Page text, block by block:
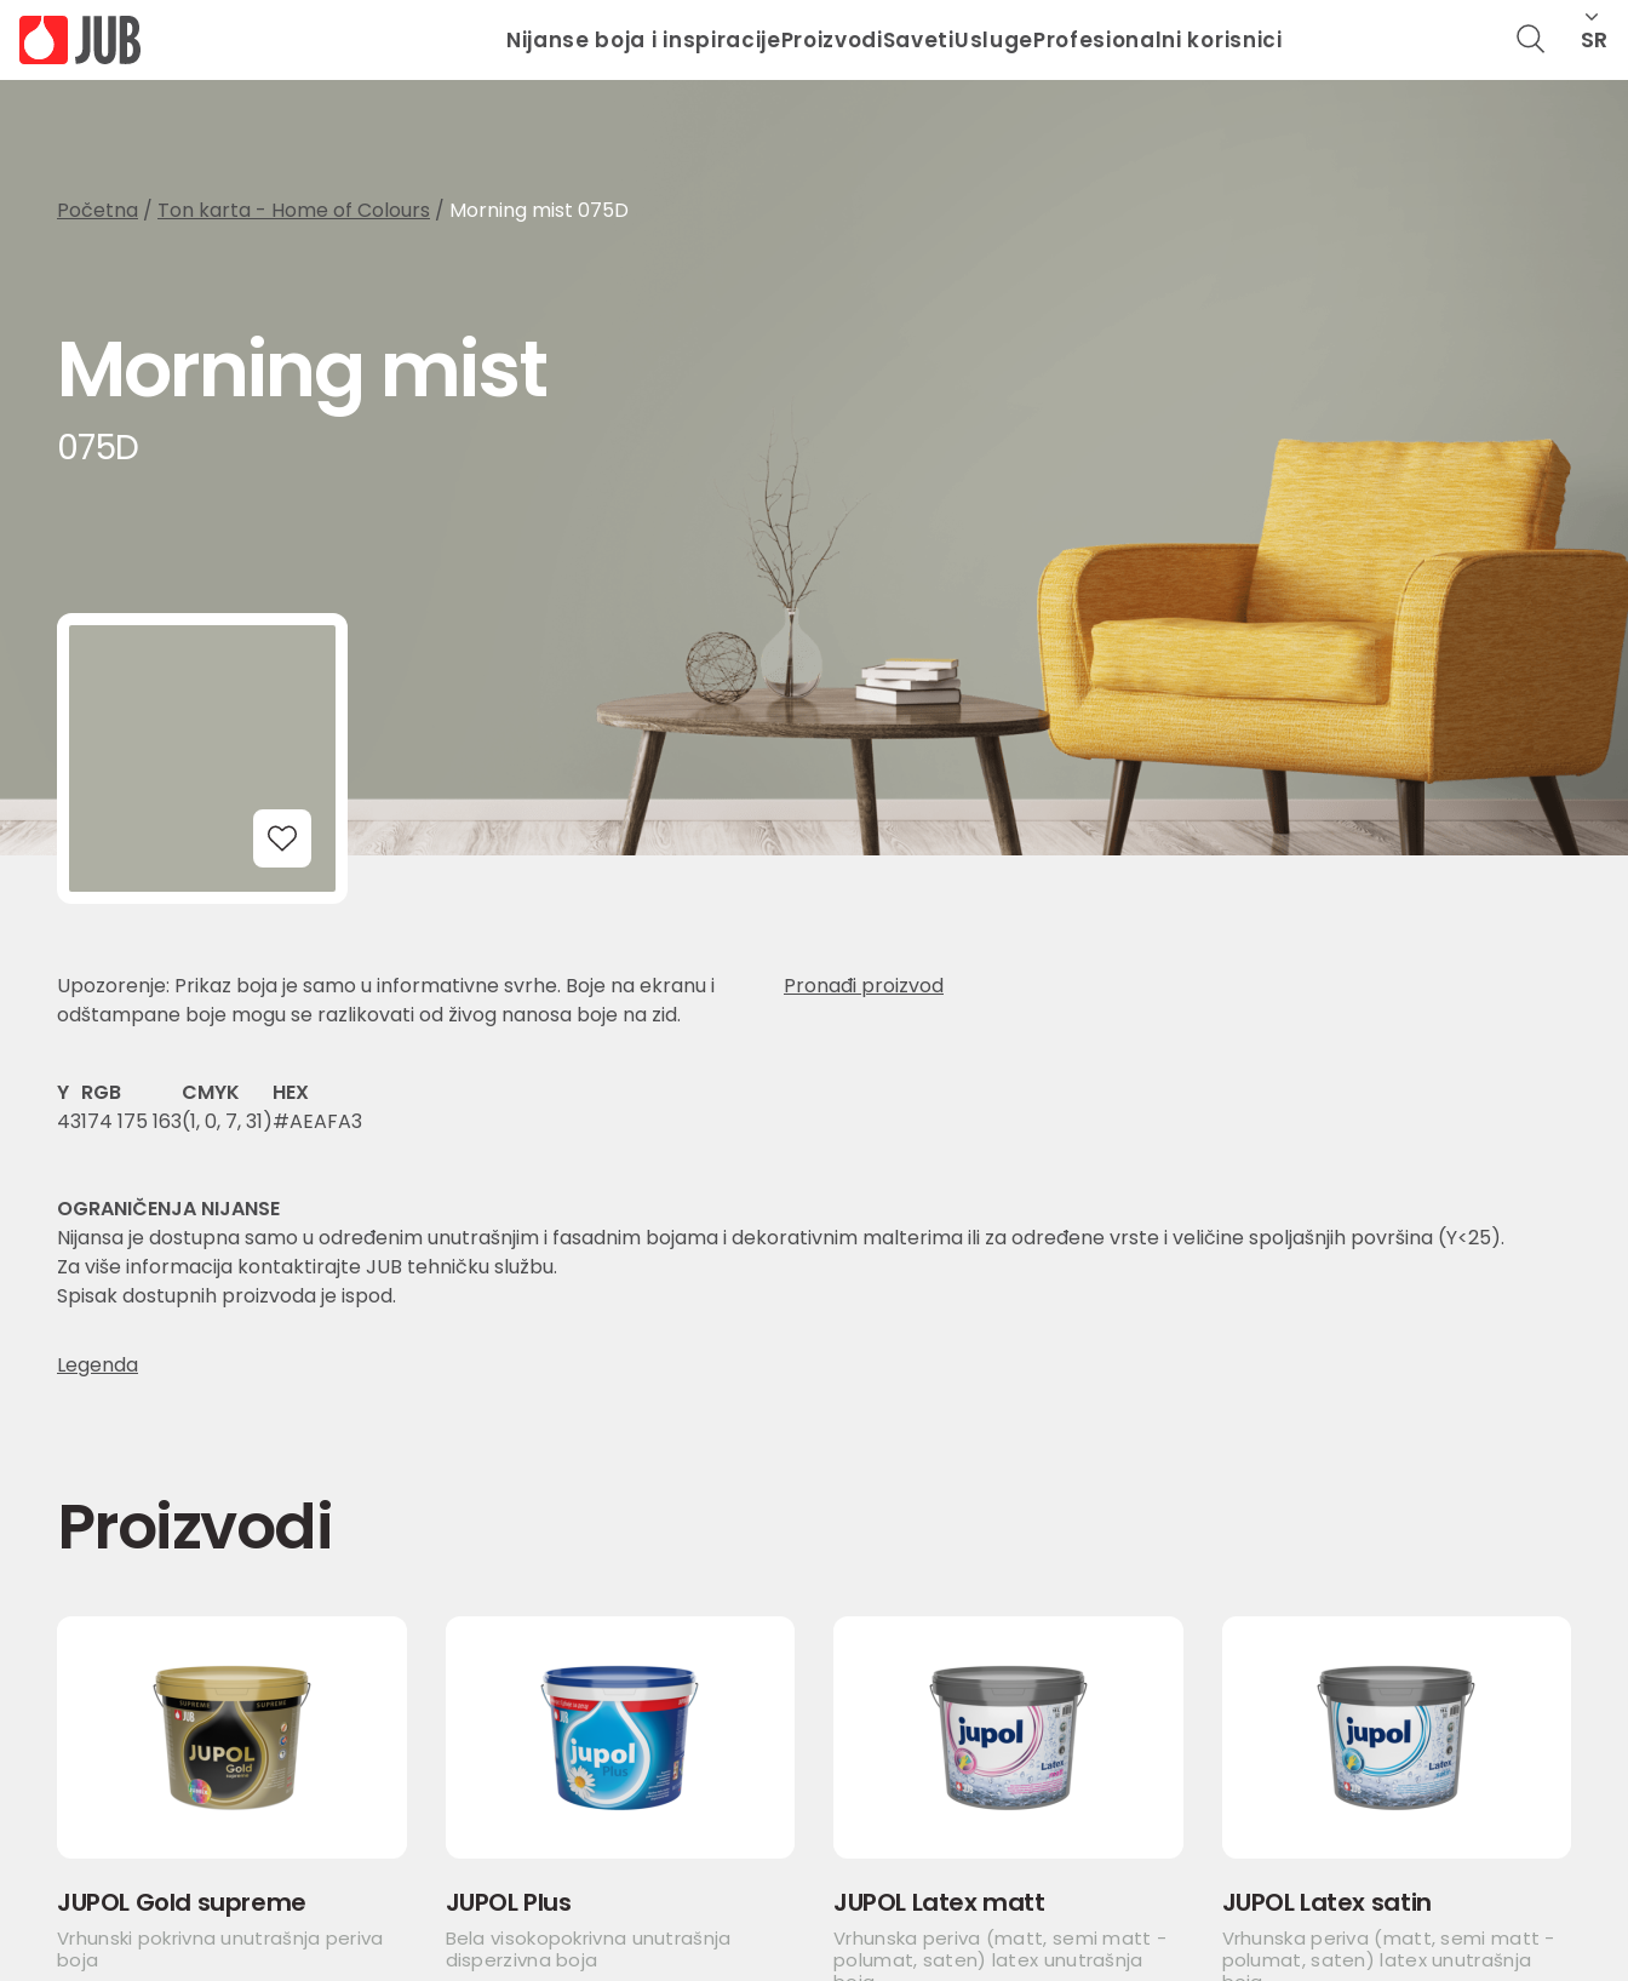
Nijanse boja i inspiracijeProizvodiSavetiUslugeProfesionalni korisnici SR
Početna / Ton karta - Home of Colours / Morning mist 075D
Morning mist
075D
Add to Wishlist
Upozorenje: Prikaz boja je samo u informativne svrhe. Boje na ekranu i
odštampane boje mogu se razlikovati od živog nanosa boje na zid.
Pronađi proizvod
Y
43
RGB
174 175 163
CMYK
(1, 0, 7, 31)
HEX
#AEAFA3
OGRANIČENJA NIJANSE
Nijansa je dostupna samo u određenim unutrašnjim i fasadnim bojama i dekorativnim malterima ili za određene vrste i veličine spoljašnjih površina (Y<25).
Za više informacija kontaktirajte JUB tehničku službu.
Spisak dostupnih proizvoda je ispod.
Legenda
Proizvodi
JUPOL Gold supreme
Vrhunski pokrivna unutrašnja periva
boja
JUPOL Plus
Bela visokopokrivna unutrašnja
disperzivna boja
JUPOL Latex matt
Vrhunska periva (matt, semi matt -
polumat, saten) latex unutrašnja
JUPOL Latex satin
Vrhunska periva (matt, semi matt -
polumat, saten) latex unutrašnja